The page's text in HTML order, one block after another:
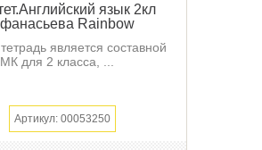
язык 2кл
Rainbow
является составной
для 2 класса, ...
Артикул: 00053250